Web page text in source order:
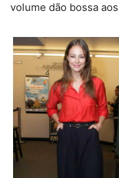
volume dão bossa